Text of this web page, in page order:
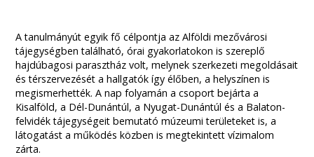
A tanulmányút egyik fő célpontja az Alföldi mezővárosi
tájegységben található, órai gyakorlatokon is szereplő
hajdúbagosi parasztház volt, melynek szerkezeti megoldásait
és térszervezését a hallgatók így élőben, a helyszínen is
megismerhették. A nap folyamán a csoport bejárta a
Kisalföld, a Dél-Dunántúl, a Nyugat-Dunántúl és a Balaton-
felvidék tájegységeit bemutató múzeumi területeket is, a
látogatást a működés közben is megtekintett vízimalom
zárta.